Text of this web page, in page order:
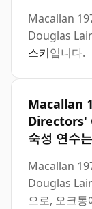
Macallan
Douglas
스키입니다.
Macallan
Directors'
숙성 연수
Macallan
Douglas
으로, 오크